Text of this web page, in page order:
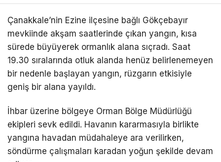
Çanakkale’nin Ezine ilçesine bağlı Gökçebayır
mevkiinde akşam saatlerinde çıkan yangın, kısa
sürede büyüyerek ormanlık alana sıçradı. Saat
19.30 sıralarında otluk alanda henüz belirlenemeyen
bir nedenle başlayan yangın, rüzgarın etkisiyle
geniş bir alana yayıldı.
İhbar üzerine bölgeye Orman Bölge Müdürlüğü
ekipleri sevk edildi. Havanın kararmasıyla birlikte
yangına havadan müdahaleye ara verilirken,
söndürme çalışmaları karadan yoğun şekilde devam